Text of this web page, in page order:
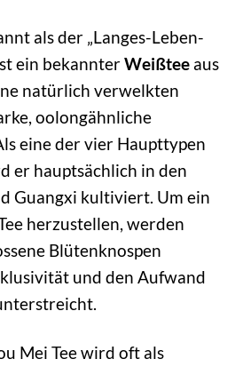
als der „Langes-Leben-
ein bekannterWeißtee aus
natürlich verwelkten
oolongähnliche
eine der vier Haupttypen
er hauptsächlich in den
Guangxi kultiviert. Um ein
herzustellen, werden
Blütenknospen
und den Aufwand
Mei Tee wird oft als